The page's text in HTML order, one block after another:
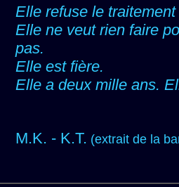
Elle refuse le
Elle ne veut rien faire
pas.
Elle est fière.
Elle a deux mille ans.
M.K. - K.T. (extrait de la